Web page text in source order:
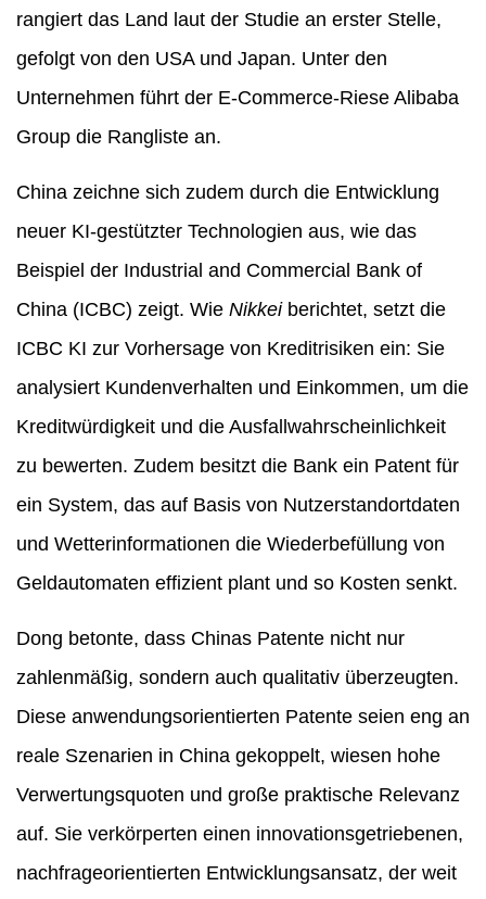
rangiert das Land laut der Studie an erster Stelle,
gefolgt von den USA und Japan. Unter den
Unternehmen führt der E-Commerce-Riese Alibaba
Group die Rangliste an.
China zeichne sich zudem durch die Entwicklung
neuer KI-gestützter Technologien aus, wie das
Beispiel der Industrial and Commercial Bank of
China (ICBC) zeigt. Wie Nikkeiberichtet, setzt die
ICBC KI zur Vorhersage von Kreditrisiken ein: Sie
analysiert Kundenverhalten und Einkommen, um die
Kreditwürdigkeit und die Ausfallwahrscheinlichkeit
zu bewerten. Zudem besitzt die Bank ein Patent für
ein System, das auf Basis von Nutzerstandortdaten
und Wetterinformationen die Wiederbefüllung von
Geldautomaten effizient plant und so Kosten senkt.
Dong betonte, dass Chinas Patente nicht nur
zahlenmäßig, sondern auch qualitativ überzeugten.
Diese anwendungsorientierten Patente seien eng an
reale Szenarien in China gekoppelt, wiesen hohe
Verwertungsquoten und große praktische Relevanz
auf. Sie verkörperten einen innovationsgetriebenen,
nachfrageorientierten Entwicklungsansatz, der weit